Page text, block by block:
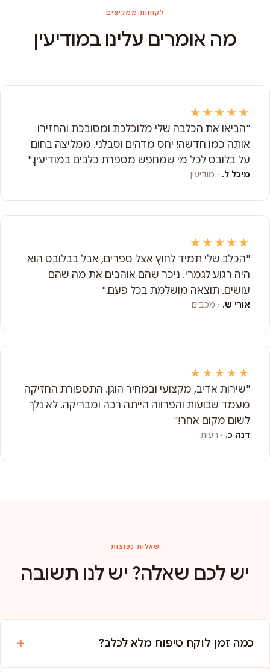
לקוחות ממליצים
מה אומרים עלינו במודיעין
★★★★★
"הביאו את הכלבה שלי מלוכלכת ומסובכת והחזירו
אותה כמו חדשה! יחס מדהים וסבלני. ממליצה בחום
על בלובס לכל מי שמחפש מספרת כלבים במודיעין."
מיכל ל. · מודיעין
★★★★★
"הכלב שלי תמיד לחוץ אצל ספרים, אבל בבלובס הוא
היה רגוע לגמרי. ניכר שהם אוהבים את מה שהם
עושים. תוצאה מושלמת בכל פעם."
אורי ש. · מכבים
★★★★★
"שירות אדיב, מקצועי ובמחיר הוגן. התספורת החזיקה
מעמד שבועות והפרווה הייתה רכה ומבריקה. לא נלך
לשום מקום אחר!"
דנה כ. · רעות
שאלות נפוצות
יש לכם שאלה? יש לנו תשובה
כמה זמן לוקח טיפוח מלא לכלב?